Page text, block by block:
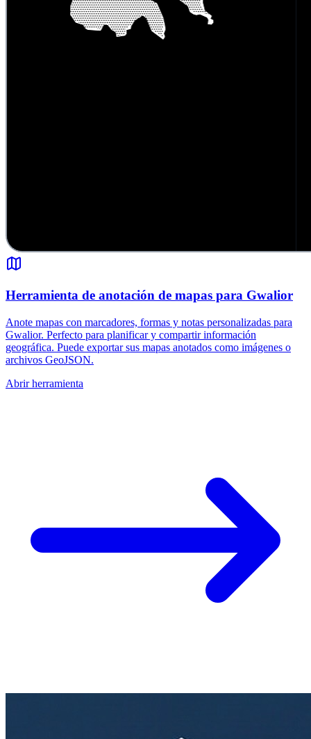
Herramienta de anotación de mapas para Gwalior
Anote mapas con marcadores, formas y notas personalizadas para
Gwalior. Perfecto para planificar y compartir información
geográfica. Puede exportar sus mapas anotados como imágenes o
archivos GeoJSON.
Abrir herramienta